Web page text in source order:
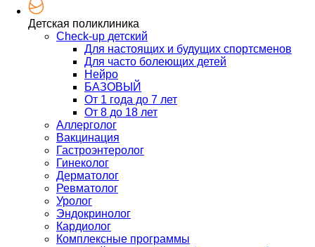
Детская поликлиника
Check-up детский
Для настоящих и будущих спортсменов
Для часто болеющих детей
Нейро
БАЗОВЫЙ
От 1 года до 7 лет
От 8 до 18 лет
Аллерголог
Вакцинация
Гастроэнтеролог
Гинеколог
Дерматолог
Ревматолог
Уролог
Эндокринолог
Кардиолог
Комплексные программы